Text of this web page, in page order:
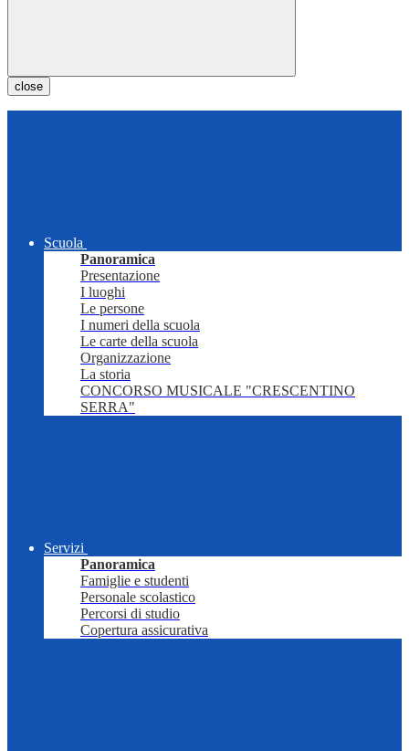
close
Scuola
Panoramica
Presentazione
I luoghi
Le persone
I numeri della scuola
Le carte della scuola
Organizzazione
La storia
CONCORSO MUSICALE "CRESCENTINO
SERRA"
Servizi
Panoramica
Famiglie e studenti
Personale scolastico
Percorsi di studio
Copertura assicurativa